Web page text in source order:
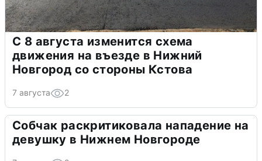
С 8 августа изменится схема
движения на въезде в Нижний
Новгород со стороны Кстова
7 августа 2
Собчак раскритиковала нападение на
девушку в Нижнем Новгороде